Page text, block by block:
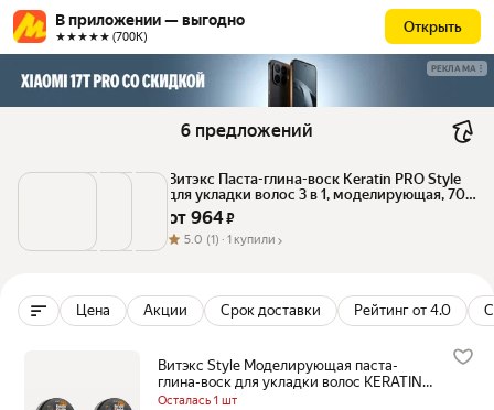
В приложении — выгодно
★★★★★ (700К)
Открыть
РЕКЛАМА
6 предложений
Витэкс Паста-глина-воск Keratin PRO Style
для укладки волос 3 в 1, моделирующая, 70
г, 2 шт.
от 964 ₽
5.0 (1) · 1 купили
Цена Акции Срок доставки Рейтинг от 4.0
Витэкс Style Моделирующая паста-
глина-воск для укладки волос KERATIN
PRO 70г 2 шт
Осталась 1 шт